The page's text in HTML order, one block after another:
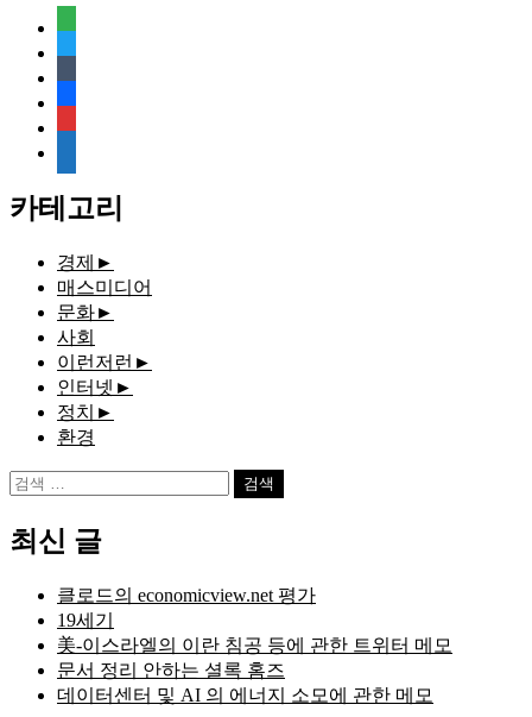
document
카테고리
경제 ►
매스미디어
문화►
사회
이런저런 ►
인터넷 ►
정치 ►
환경
검
최신 글
클로드의 economicview.net 평가
19세기
美-이스라엘의 이란 침공 등에 관한 트위터 메모
문서 정리 안하는 셜록 홈즈
데이터센터 및 AI 의 에너지 소모에 관한 메모